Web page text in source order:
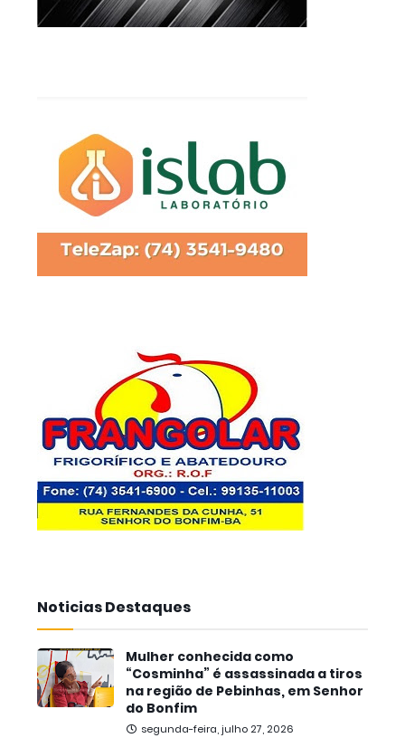
Noticias Destaques
Mulher conhecida como
“Cosminha” é assassinada a tiros
na região de Pebinhas, em Senhor
do Bonfim
segunda-feira, julho 27, 2026